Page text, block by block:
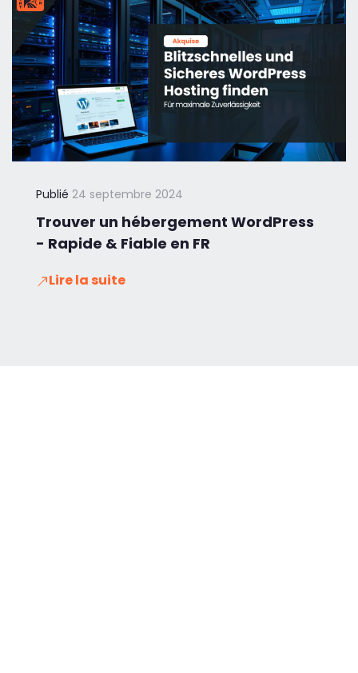
Publié 24 septembre 2024
Trouver un hébergement WordPress
- Rapide & Fiable en FR
Lire la suite